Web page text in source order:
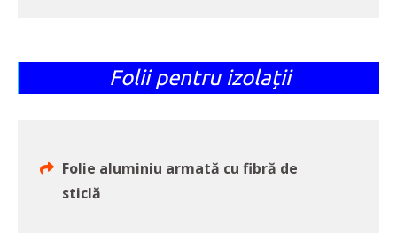
Folii pentru izolații
Folie aluminiu armată cu fibră de
sticlă